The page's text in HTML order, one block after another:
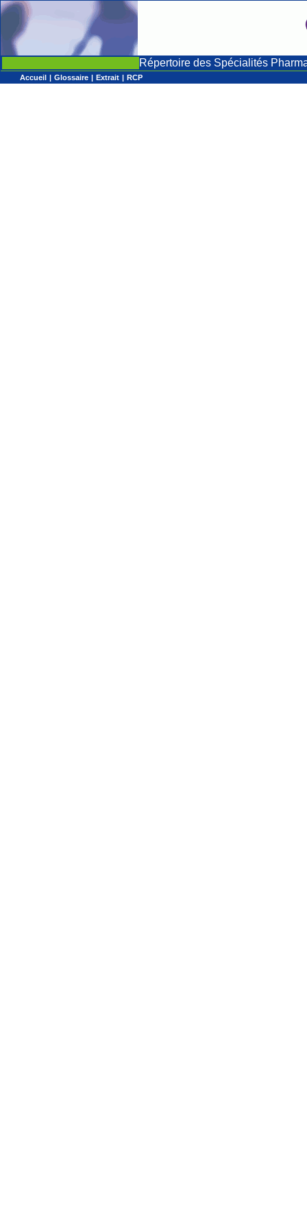
Répertoire des Spécialités
Accueil | Glossaire | Extrait | RCP